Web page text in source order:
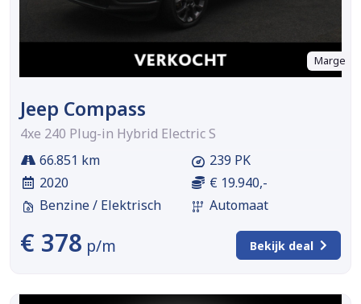
Marge
Jeep Compass
4xe 240 Plug-in Hybrid Electric S
66.851 km
2020
Benzine / Elektrisch
239 PK
€ 19.940,-
Automaat
€ 378 p/m Bekijk deal